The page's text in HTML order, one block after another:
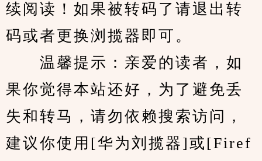
续阅读！如果被转码了请退出转
码或者更换浏揽器即可。
温馨提示：亲爱的读者，如
果你觉得本站还好，为了避免丢
失和转马，请勿依赖搜索访问，
建议你使用[华为刘揽器]或[Firef